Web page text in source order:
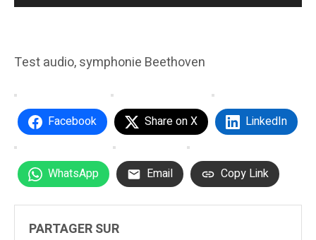
audio
Test audio, symphonie Beethoven
Facebook Share on X LinkedIn
WhatsApp Email Copy Link
PARTAGER SUR